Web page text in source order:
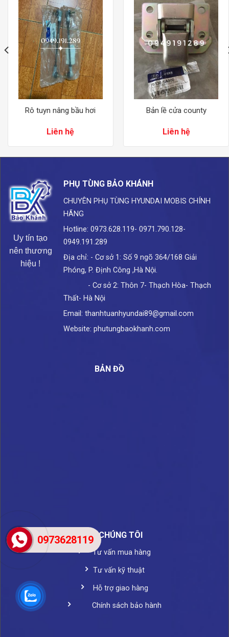
Rô tuyn nâng bầu hơi
Liên hệ
Bản lề cửa county
Liên hệ
Uy tín tạo
nên thương
hiệu !
PHỤ TÙNG BẢO KHÁNH
CHUYÊN PHỤ TÙNG HYUNDAI MOBIS CHÍNH
HÃNG
Hotline: 0973.628.119- 0971.790.128-
0949.191.289
Địa chỉ: - Cơ sở 1: Số 9 ngõ 364/168 Giải
Phóng, P. Định Công ,Hà Nội.
- Cơ sở 2: Thôn 7- Thạch Hòa- Thạch
Thất- Hà Nội
Email: thanhtuanhyundai89@gmail.com
Website: phutungbaokhanh.com
BẢN ĐỒ
VỀ CHÚNG TÔI
Tư vấn mua hàng
Tư vấn kỹ thuật
Hỗ trợ giao hàng
Chính sách bảo hành
0973628119